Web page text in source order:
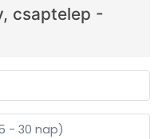
csaptelep -
- 30 nap)